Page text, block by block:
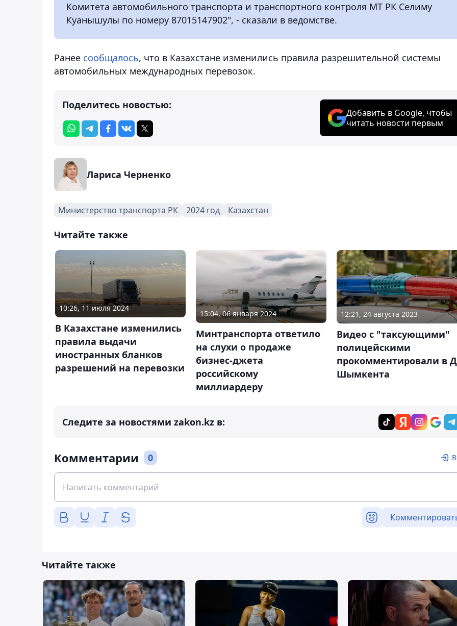
Комитета автомобильного транспорта и транспортного контроля МТ РК Селиму
Куанышулы по номеру 87015147902", - сказали в ведомстве.
Ранее сообщалось, что в Казахстане изменились правила разрешительной системы
автомобильных международных перевозок.
Поделитесь новостью:
Добавить в Google, чтобы
читать новости первым
Лариса Черненко
Министерство транспорта РК 2024 год Казахстан
Читайте также
10:26, 11 июля 2024
В Казахстане изменились
правила выдачи
иностранных бланков
разрешений на перевозки
15:04, 06 января 2024
Минтранспорта ответило
на слухи о продаже
бизнес-джета
российскому
миллиардеру
12:21, 24 августа 2023
Видео с "таксующими"
полицейскими
прокомментировали в
Шымкента
Следите за новостями zakon.kz в:
Комментарии 0
Читайте также